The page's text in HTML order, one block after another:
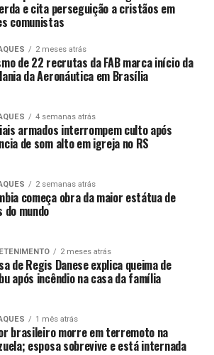
e cita perseguição a cristãos em
comunistas
2 meses atrás
de 22 recrutas da FAB marca início da
da Aeronáutica em Brasília
4 semanas atrás
armados interrompem culto após
de som alto em igreja no RS
2 semanas atrás
começa obra da maior estátua de
do mundo
2 meses atrás
de Regis Danese explica queima de
após incêndio na casa da família
1 mês atrás
brasileiro morre em terremoto na
esposa sobrevive e está internada